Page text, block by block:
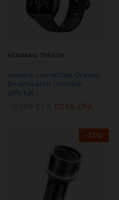
KENBANG TRÉSOR
montre connectée Oraimo
Smartwatch (modèle
affiché) :
11249 CFA
-17%